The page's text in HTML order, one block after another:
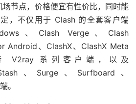
节点，价格便宜有性价比，同时能
，不仅用于 Clash 的全套客户端
、Clash Verge、Clash
Android、ClashX、ClashX Meta
V2ray 系列客户端，以及
、Surge、Surfboard、
。